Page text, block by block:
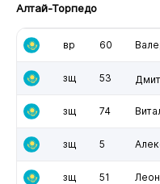
Алтай-Торпедо
вр 60
зщ 53
зщ 74
зщ 5
зщ 51